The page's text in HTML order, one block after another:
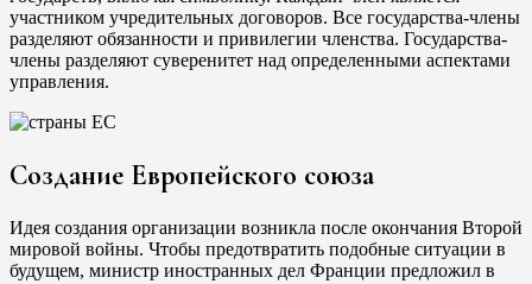
участником учредительных договоров. Все государства-члены
разделяют обязанности и привилегии членства. Государства-
члены разделяют суверенитет над определенными аспектами
управления.
Создание Европейского союза
Идея создания организации возникла после окончания Второй
мировой войны. Чтобы предотвратить подобные ситуации в
будущем, министр иностранных дел Франции предложил в